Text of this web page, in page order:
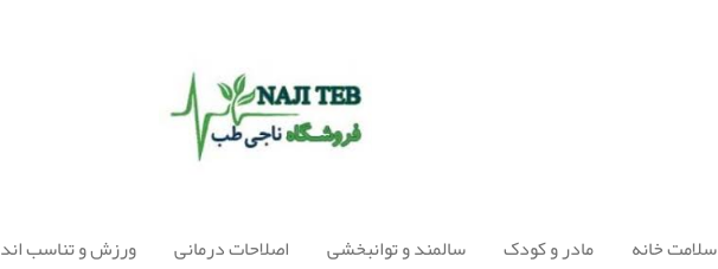
سلامت خانه مادر و کودک سالمند و توانبخشی اصلاحات درمانی ورزش و تناسب